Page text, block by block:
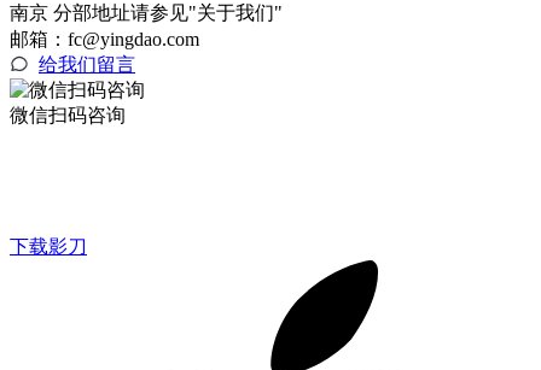
南京 分部地址请参见"关于我们"
邮箱：fc@yingdao.com
给我们留言
微信扫码咨询
下载影刀